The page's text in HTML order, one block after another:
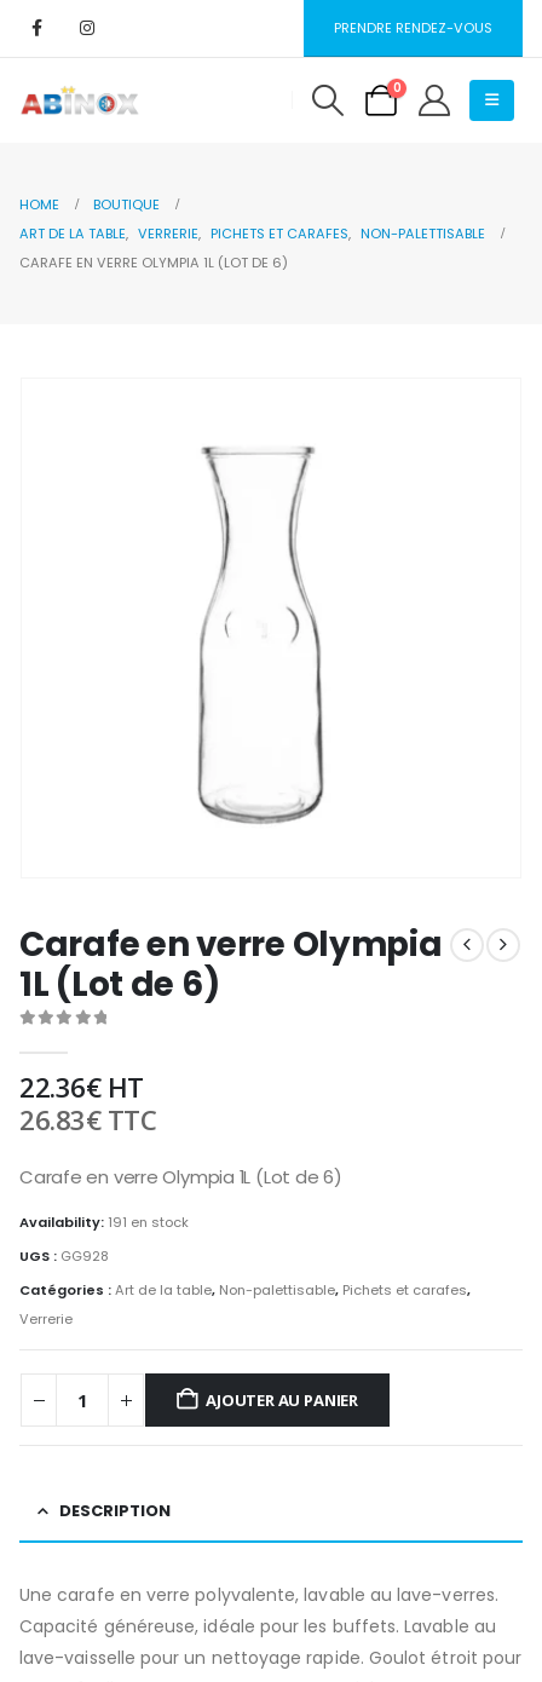
PRENDRE RENDEZ-VOUS
0
HOME
BOUTIQUE
ART DE LA TABLE, VERRERIE, PICHETS ET CARAFES, NON-PALETTISABLE
CARAFE EN VERRE OLYMPIA 1L (LOT DE 6)
Carafe en verre Olympia
1L (Lot de 6)
22.36€HT
26.83€TTC
Carafe en verre Olympia 1L (Lot de 6)
Availability: 191 en stock
UGS : GG928
Catégories :Art de la table, Non-palettisable, Pichets et carafes,
Verrerie
AJOUTER AU PANIER
DESCRIPTION
Une carafe en verre polyvalente, lavable au lave-verres.
Capacité généreuse, idéale pour les buffets. Lavable au
lave-vaisselle pour un nettoyage rapide. Goulot étroit pour